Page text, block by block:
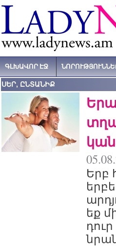
ԳԼԽԱՎՈՐ ԷՋ
ՍԵՐ, ԸՆՏԱՆԻՔ
Երբ
եք